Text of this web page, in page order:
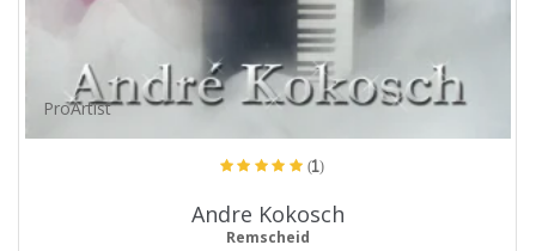
ProArtist
(1)
Andre Kokosch
Remscheid